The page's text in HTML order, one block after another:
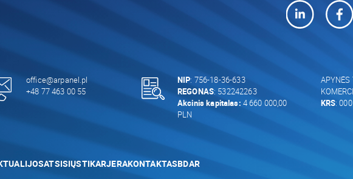
office@arpanel.pl
+48 77 463 00 55
NIP: 756-18-36-633
REGONAS: 532242263
Akcinis kapitalas: 4 660 000,00
PLN
APYNĖS
KRS:
ATSISIŲSTIKARJERAKONTAKTASBDAR